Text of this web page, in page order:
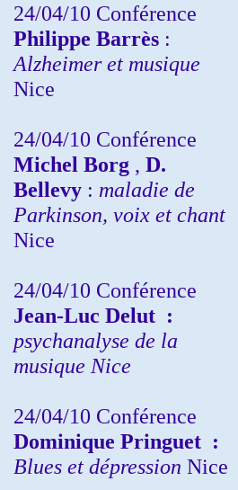
24/04/10 Conférence
Philippe Barrès :
Alzheimer et musique
Nice
24/04/10 Conférence
Michel Borg , D.
Bellevy : maladie de
Parkinson, voix et chant
Nice
24/04/10 Conférence
Jean-Luc Delut :
psychanalyse de la
musique Nice
24/04/10 Conférence
Dominique Pringuet :
Blues et dépression Nice